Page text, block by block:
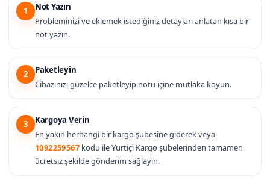
1
Not Yazın
Probleminizi ve eklemek istediğiniz detayları anlatan kısa bir
not yazın.
2
Paketleyin
Cihazınızı güzelce paketleyip notu içine mutlaka koyun.
3
Kargoya Verin
En yakın herhangi bir kargo şubesine giderek veya
1092259567 kodu ile Yurtiçi Kargo şubelerinden tamamen
ücretsiz şekilde gönderim sağlayın.